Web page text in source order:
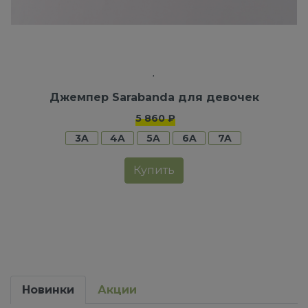
Джемпер Sarabanda для девочек
5 860 ₽
3A
4A 5A 6A 7A
Купить
Новинки Акции